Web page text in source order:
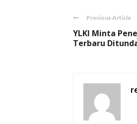
Previous Article
YLKI Minta
Terbaru